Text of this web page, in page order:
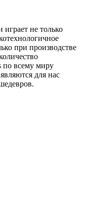
не только
при производстве
по всему миру
для нас